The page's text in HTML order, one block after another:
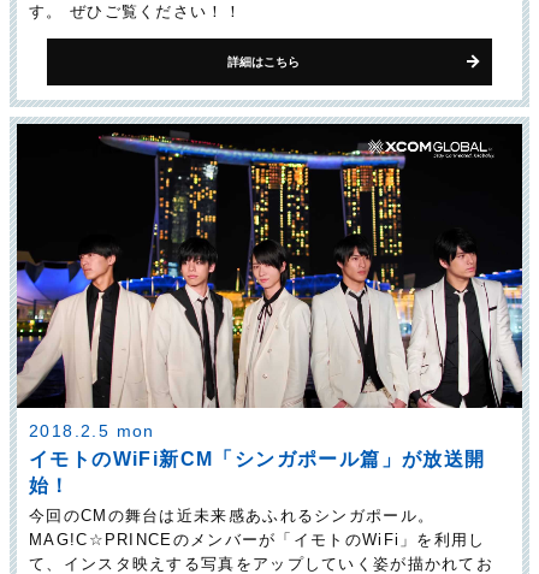
す。 ぜひご覧ください！！
詳細はこちら
2018.2.5 mon
イモトのWiFi新CM「シンガポール篇」が放送開
始！
今回のCMの舞台は近未来感あふれるシンガポール。
MAG!C☆PRINCEのメンバーが「イモトのWiFi」を利用し
て、インスタ映えする写真をアップしていく姿が描かれてお